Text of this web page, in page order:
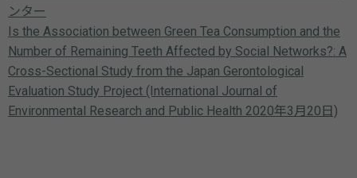
ンター
Is the Association between Green Tea Consumption and the
Number of Remaining Teeth Affected by Social Networks?: A
Cross-Sectional Study from the Japan Gerontological
Evaluation Study Project (International Journal of
Environmental Research and Public Health 2020年3月20日)